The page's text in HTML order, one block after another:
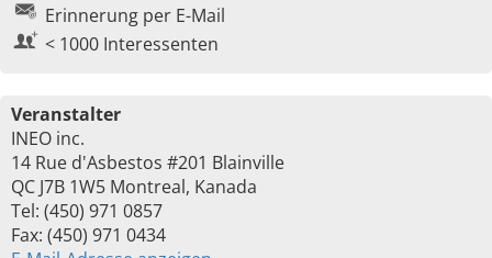
Erinnerung per E-Mail
< 1000 Interessenten
Veranstalter
INEO inc.
14 Rue d'Asbestos #201 Blainville
QC J7B 1W5 Montreal, Kanada
Tel: (450) 971 0857
Fax: (450) 971 0434